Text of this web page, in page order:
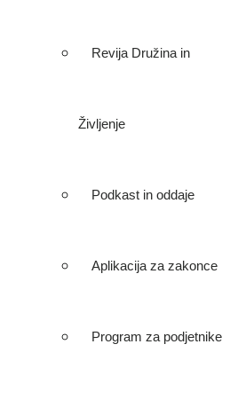
Revija Družina in
Življenje
Podkast in oddaje
Aplikacija za zakonce
Program za podjetnike